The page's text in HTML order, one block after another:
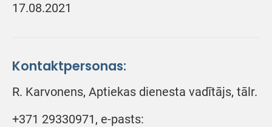
17.08.2021
Kontaktpersonas:
R. Karvonens, Aptiekas dienesta vadītājs, tālr.
+371 29330971, e-pasts: